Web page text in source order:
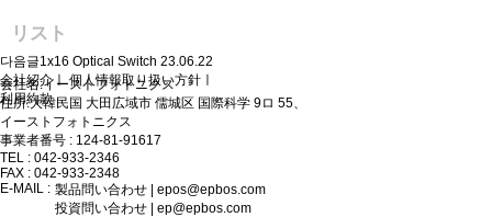
リスト
다음글1x16 Optical Switch 23.06.22
会社紹介ㅣ 個人情報取り扱い方針
利用約款
会社名:イーストフォトニクス
住所:大韓民国 大田広域市 儒城区 国際科学 9ロ 55、
イーストフォトニクス
事業者番号 : 124-81-91617
TEL : 042-933-2346
FAX : 042-933-2348
E-MAIL : 製品問い合わせ | epos@epbos.com
投資問い合わせ | ep@epbos.com